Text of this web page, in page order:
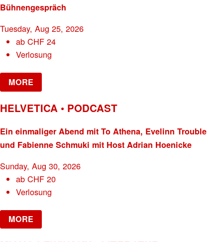
Bühnengespräch
Tuesday, Aug 25, 2026
abCHF 24
Verlosung
MORE
HELVETICA • PODCAST
Ein einmaliger Abend mit To Athena, Evelinn Trouble
und Fabienne Schmuki mit Host Adrian Hoenicke
Sunday, Aug 30, 2026
abCHF 20
Verlosung
MORE